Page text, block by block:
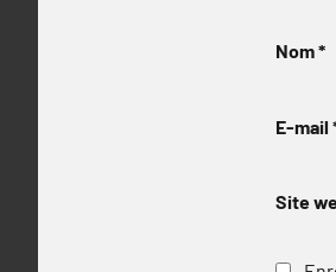
Nom*
E-mail
Site